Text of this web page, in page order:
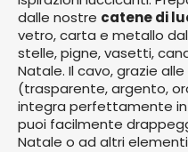
dalle nostre catene di
vetro, carta e metallo
stelle, pigne, vasetti,
Natale. Il cavo, grazie
(trasparente, argento,
integra perfettamente
puoi facilmente
Natale o ad altri